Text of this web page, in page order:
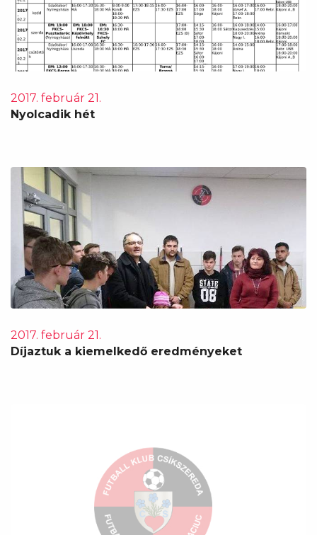
2017. február 21.
Nyolcadik hét
2017. február 21.
Díjaztuk a kiemelkedő eredményeket